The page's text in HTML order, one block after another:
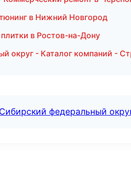
в Нижний Новгород
в Ростов-на-Дону
округ - Каталог компаний -
федеральный